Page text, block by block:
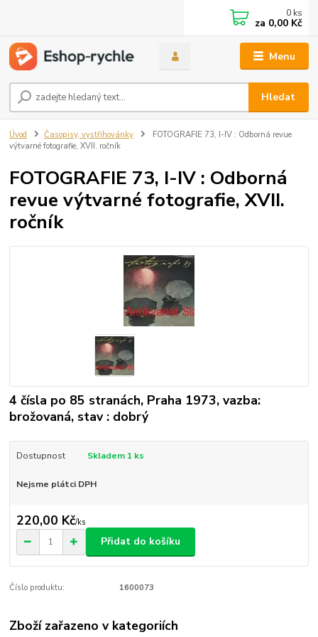
Menu
Hledat
0 ks
za 0,00 Kč
Úvod Časopisy, vystřihovánky
FOTOGRAFIE 73, I-IV : Odborná revue
výtvarné fotografie, XVII. ročník
FOTOGRAFIE 73, I-IV : Odborná
revue výtvarné fotografie, XVII.
ročník
4 čísla po 85 stranách, Praha 1973, vazba:
brožovaná, stav : dobrý
Dostupnost Skladem 1 ks
Nejsme plátci DPH
220,00 Kč/ks
Přidat do košíku
Číslo produktu: 1600073
Zboží zařazeno v kategoriích